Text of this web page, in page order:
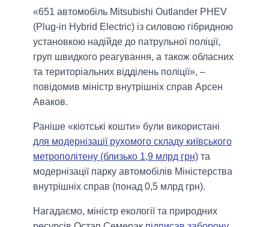
«651 автомобіль Mitsubishi Оutlander PHEV
(Plug-in Hybrid Electric) із силовою гібридною
установкою надійде до патрульної поліції,
груп швидкого реагування, а також обласних
та територіальних відділень поліції», –
повідомив міністр внутрішніх справ Арсен
Аваков.
Раніше «кіотські кошти» були використані
для модернізації рухомого складу київського
метрополітену (близько 1,9 млрд грн) та
модернізації парку автомобілів Міністерства
внутрішніх справ (понад 0,5 млрд грн).
Нагадаємо, міністр екології та природних